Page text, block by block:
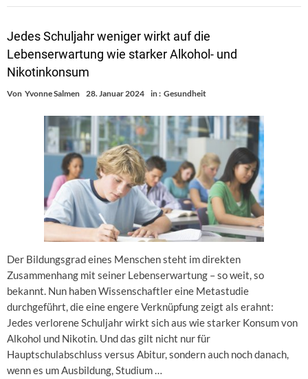
Jedes Schuljahr weniger wirkt auf die
Lebenserwartung wie starker Alkohol- und
Nikotinkonsum
Von Yvonne Salmen 28. Januar 2024 in : Gesundheit
Der Bildungsgrad eines Menschen steht im direkten
Zusammenhang mit seiner Lebenserwartung – so weit, so
bekannt. Nun haben Wissenschaftler eine Metastudie
durchgeführt, die eine engere Verknüpfung zeigt als erahnt:
Jedes verlorene Schuljahr wirkt sich aus wie starker Konsum von
Alkohol und Nikotin. Und das gilt nicht nur für
Hauptschulabschluss versus Abitur, sondern auch noch danach,
wenn es um Ausbildung, Studium …